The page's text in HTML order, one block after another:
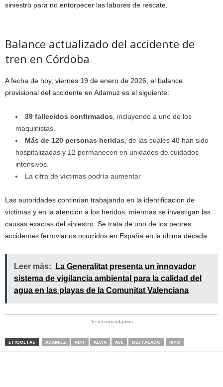
siniestro para no entorpecer las labores de rescate.
Balance actualizado del accidente de
tren en Córdoba
A fecha de hoy, viernes 19 de enero de 2026, el balance
provisional del accidente en Adamuz es el siguiente:
39 fallecidos confirmados , incluyendo a uno de los
maquinistas.
Más de 120 personas heridas , de las cuales 48 han sido
hospitalizadas y 12 permanecen en unidades de cuidados
intensivos.
La cifra de víctimas podría aumentar
Las autoridades continúan trabajando en la identificación de
víctimas y en la atención a los heridos, mientras se investigan las
causas exactas del siniestro. Se trata de uno de los peores
accidentes ferroviarios ocurridos en España en la última década.
Leer más:
La Generalitat presenta un innovador
sistema de vigilancia ambiental para la calidad del
agua en las playas de la Comunitat Valenciana
- Te recomendamos -
ETIQUETAS ADAMUZ ADIF ALVIA AVE DESTACADO IRYO